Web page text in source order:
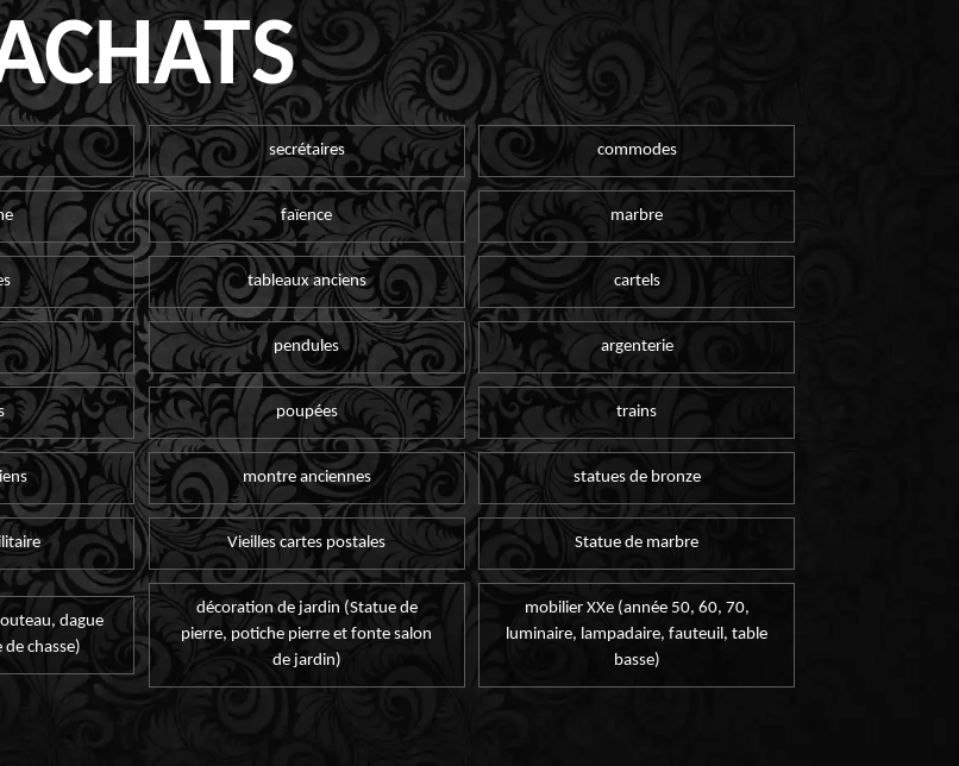
secrétaires commodes
faïence marbre
tableaux anciens cartels
pendules argenterie
poupées trains
montre anciennes statues de bronze
Vieilles cartes postales Statue de marbre
dague
chasse)
décoration de jardin (Statue de
pierre, potiche pierre et fonte salon
de jardin)
mobilier XXe (année 50, 60, 70,
luminaire, lampadaire, fauteuil, table
basse)